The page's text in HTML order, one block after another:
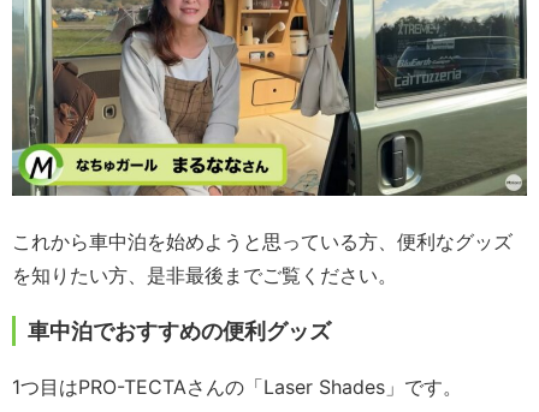
これから車中泊を始めようと思っている方、便利なグッズ
を知りたい方、是非最後までご覧ください。
車中泊でおすすめの便利グッズ
1つ目はPRO-TECTAさんの「Laser Shades」です。